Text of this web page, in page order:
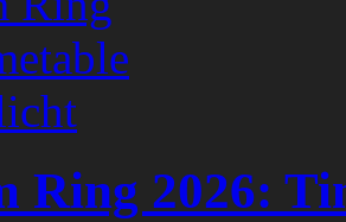
Ring 2026: